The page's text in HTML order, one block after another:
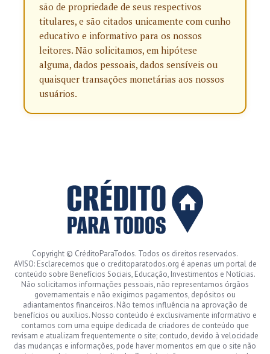
são de propriedade de seus respectivos
titulares, e são citados unicamente com cunho
educativo e informativo para os nossos
leitores. Não solicitamos, em hipótese
alguma, dados pessoais, dados sensíveis ou
quaisquer transações monetárias aos nossos
usuários.
Copyright © CréditoParaTodos. Todos os direitos reservados.
AVISO: Esclarecemos que o creditoparatodos.org é apenas um portal de
conteúdo sobre Benefícios Sociais, Educação, Investimentos e Notícias.
Não solicitamos informações pessoais, não representamos órgãos
governamentais e não exigimos pagamentos, depósitos ou
adiantamentos financeiros. Não temos influência na aprovação de
benefícios ou auxílios. Nosso conteúdo é exclusivamente informativo e
contamos com uma equipe dedicada de criadores de conteúdo que
revisam e atualizam frequentemente o site; contudo, devido à velocidade
das mudanças e informações, pode haver momentos em que o site não